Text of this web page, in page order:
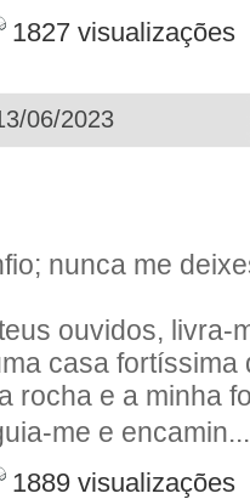
1827 visualizações
06/2023
nunca me
ouvidos, livra-
casa fortíssima
rocha e a minha
me e
1889 visualizações